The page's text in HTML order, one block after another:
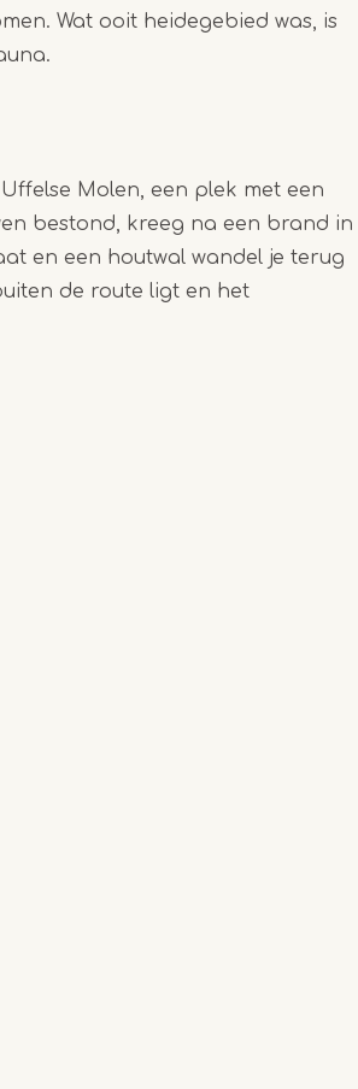
Wat ooit heidegebied was, is
Molen, een plek met een
bestond, kreeg na een brand in
en een houtwal wandel je terug
de route ligt en het